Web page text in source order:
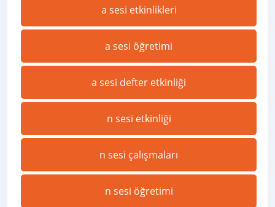
a sesi etkinlikleri
a sesi öğretimi
a sesi defter etkinliği
n sesi etkinliği
n sesi çalışmaları
n sesi öğretimi